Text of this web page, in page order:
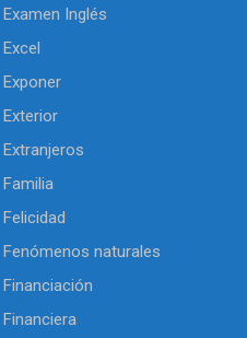
Examen Inglés
Excel
Exponer
Exterior
Extranjeros
Familia
Felicidad
Fenómenos naturales
Financiación
Financiera